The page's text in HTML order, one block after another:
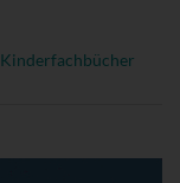
Kinderfachbücher